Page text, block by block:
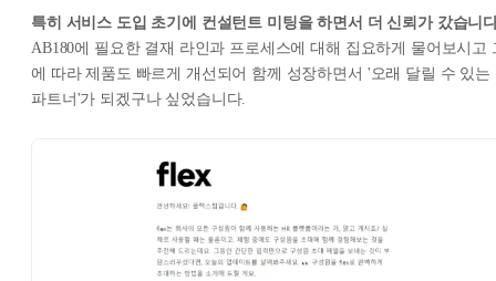
특히 서비스 도입 초기에 컨설턴트 미팅을 하면서 더 신뢰가 갔습니
AB180에 필요한 결재 라인과 프로세스에 대해 집요하게 물어보시고
에 따라 제품도 빠르게 개선되어 함께 성장하면서 '오래 달릴 수 있는
파트너'가 되겠구나 싶었습니다.